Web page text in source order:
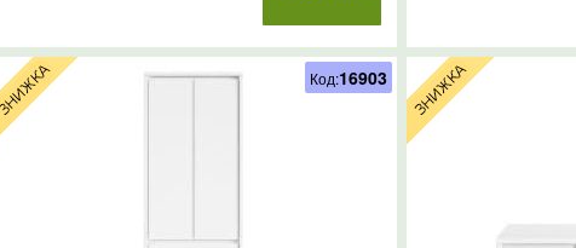
Код:16903